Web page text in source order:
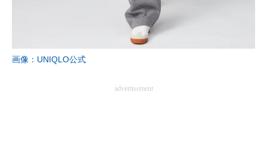
画像：UNIQLO公式
advertisement